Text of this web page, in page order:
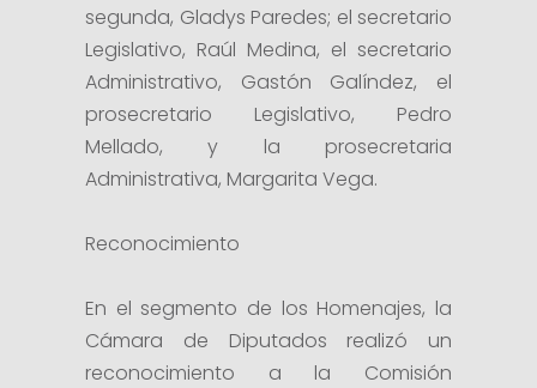
segunda, Gladys Paredes; el secretario
Legislativo, Raúl Medina, el secretario
Administrativo, Gastón Galíndez, el
prosecretario Legislativo, Pedro
Mellado, y la prosecretaria
Administrativa, Margarita Vega.
Reconocimiento
En el segmento de los Homenajes, la
Cámara de Diputados realizó un
reconocimiento a la Comisión